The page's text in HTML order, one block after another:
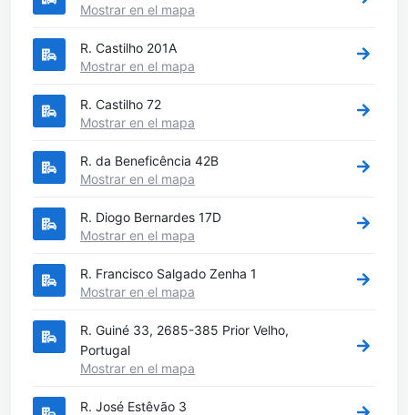
Mostrar en el mapa
R. Castilho 201A
Mostrar en el mapa
R. Castilho 72
Mostrar en el mapa
R. da Beneficência 42B
Mostrar en el mapa
R. Diogo Bernardes 17D
Mostrar en el mapa
R. Francisco Salgado Zenha 1
Mostrar en el mapa
R. Guiné 33, 2685-385 Prior Velho,
Portugal
Mostrar en el mapa
R. José Estêvão 3